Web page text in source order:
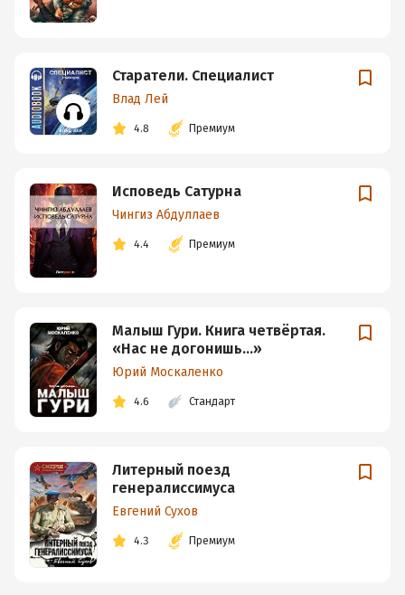
Старатели. Специалист
Влад Лей
4.8 Премиум
Исповедь Сатурна
Чингиз Абдуллаев
4.4 Премиум
Малыш Гури. Книга четвёртая.
«Нас не догонишь…»
Юрий Москаленко
4.6 Стандарт
Литерный поезд
генералиссимуса
Евгений Сухов
4.3 Премиум